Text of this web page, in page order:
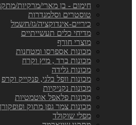
חימום - בן מארי/מרקיות/
טוסטרים וסלמנדרות
כיריים-אינדוקציה/גז/חשמל
מדיחי כלים תעשייתיים
מוצרי חורף
מכונות אספרסו ומטחנות
מכונות ברד , מיץ וקרח
מכונות גלידה
מכונות וופל בלגי, פנקייק וקרפ
מכונות נקניקיות
מכונות פלאפל אוטמטיות
מכונות צמר גפן מתוק ופופקורן
מפלי שוקולד